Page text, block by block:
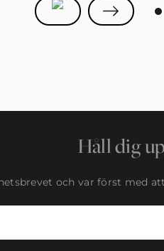
0
Håll dig
och var först med